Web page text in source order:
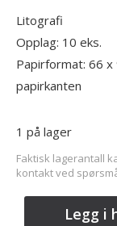
Litografi
Opplag: 10 eks.
Papirformat: 66
papirkanten
1 på lager
Faktisk lagerantall
kontakt ved
Legg i